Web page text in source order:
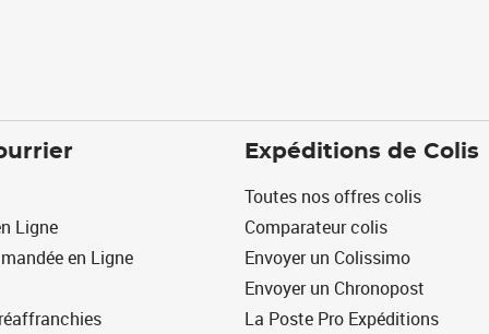
Ligne
en Ligne
Expéditions de Colis
Toutes nos offres colis
Comparateur colis
Envoyer un Colissimo
Envoyer un Chronopost
La Poste Pro Expéditions